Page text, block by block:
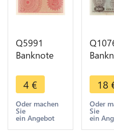
Q5991
Banknote
25 Sen1964
UNC ->
Make offer
4 €
Oder machen
Sie
ein Angebot
Timor
18
Oder
Sie
ein